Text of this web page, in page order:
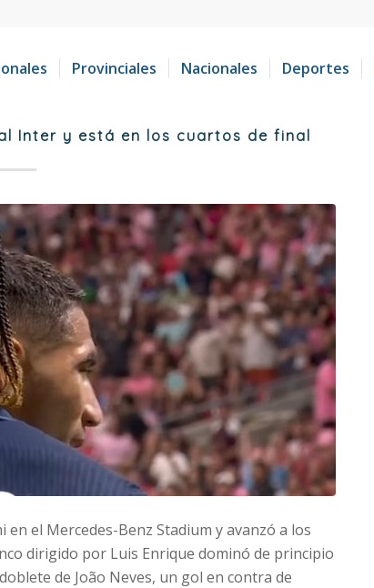
Provinciales Nacionales Deportes
Inter y está en los cuartos de final
el Mercedes-Benz Stadium y avanzó a los
dirigido por Luis Enrique dominó de principio
de João Neves, un gol en contra de